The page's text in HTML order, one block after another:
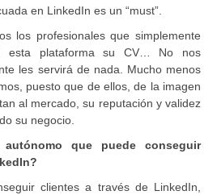
en LinkedIn es un “must”.
los profesionales que simplemente
esta plataforma su CV… No nos
les servirá de nada. Mucho menos
puesto que de ellos, de la imagen
al mercado, su reputación y validez
su negocio.
que puede conseguir
clientes a través de LinkedIn,